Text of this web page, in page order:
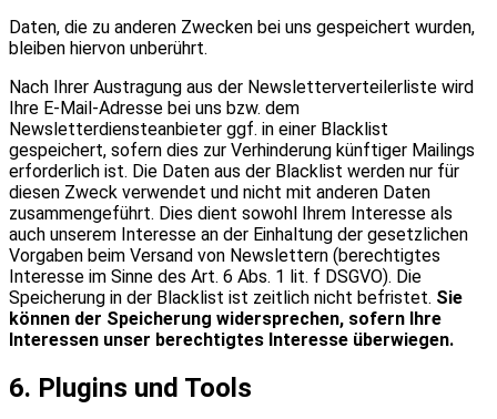
Daten, die zu anderen Zwecken bei uns gespeichert wurden,
bleiben hiervon unberührt.
Nach Ihrer Austragung aus der Newsletterverteilerliste wird
Ihre E-Mail-Adresse bei uns bzw. dem
Newsletterdiensteanbieter ggf. in einer Blacklist
gespeichert, sofern dies zur Verhinderung künftiger Mailings
erforderlich ist. Die Daten aus der Blacklist werden nur für
diesen Zweck verwendet und nicht mit anderen Daten
zusammengeführt. Dies dient sowohl Ihrem Interesse als
auch unserem Interesse an der Einhaltung der gesetzlichen
Vorgaben beim Versand von Newslettern (berechtigtes
Interesse im Sinne des Art. 6 Abs. 1 lit. f DSGVO). Die
Speicherung in der Blacklist ist zeitlich nicht befristet. Sie
können der Speicherung widersprechen, sofern Ihre
Interessen unser berechtigtes Interesse überwiegen.
6. Plugins und Tools